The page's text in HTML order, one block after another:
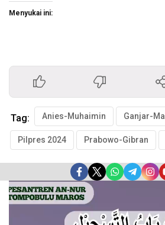
Menyukai ini:
Tag: Anies-Muhaimin Ganjar-
Pilpres 2024 Prabowo-Gibran
Pemutar
Video